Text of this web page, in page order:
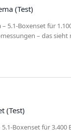
(Test)
– 5.1-Boxenset für
– das
(Test)
Boxenset für 3.400